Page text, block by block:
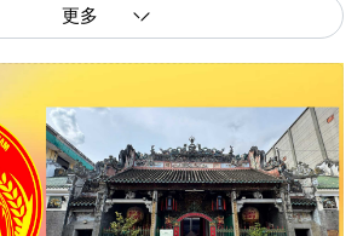
更多